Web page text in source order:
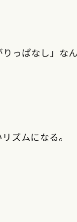
っぱなし」な
ズムになる。